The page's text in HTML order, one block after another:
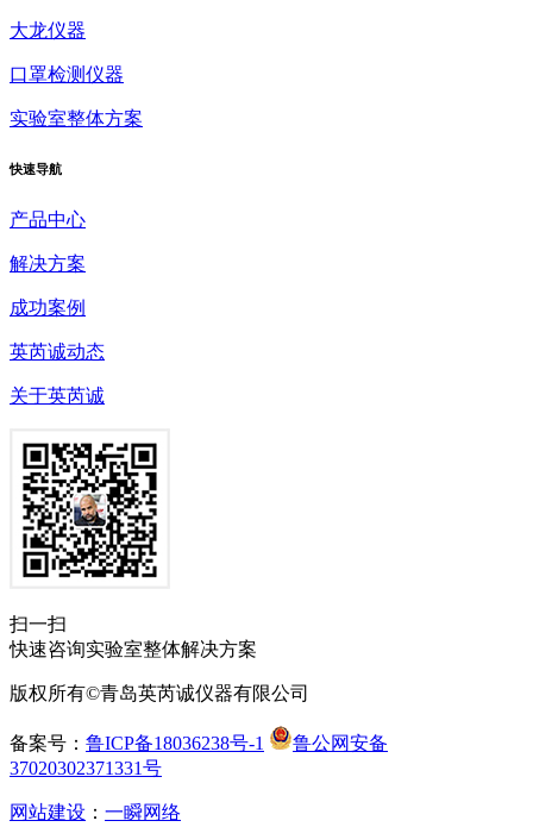
大龙仪器
口罩检测仪器
实验室整体方案
快速导航
产品中心
解决方案
成功案例
英芮诚动态
关于英芮诚
扫一扫
快速咨询实验室整体解决方案
版权所有©青岛英芮诚仪器有限公司
备案号： 鲁ICP备18036238号-1
鲁公网安备
37020302371331号
网站建设 ： 一瞬网络